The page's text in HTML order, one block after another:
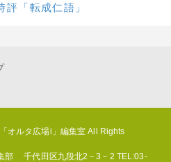
「転成仁語」
オルタ広場i」編集室 All Rights
部 千代田区九段北2－3－2 TEL:03-